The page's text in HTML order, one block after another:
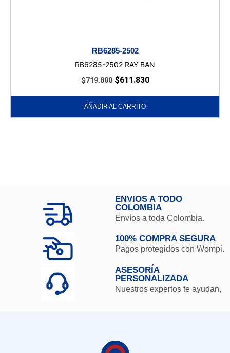
RB6285-2502
RB6285-2502 RAY BAN
$719.800 $611.830
AÑADIR AL CARRITO
ENVIOS A TODO
COLOMBIA
Envíos a toda Colombia.
100% COMPRA SEGURA
Pagos protegidos con Wompi.
ASESORÍA
PERSONALIZADA
Nuestros expertos te ayudan,